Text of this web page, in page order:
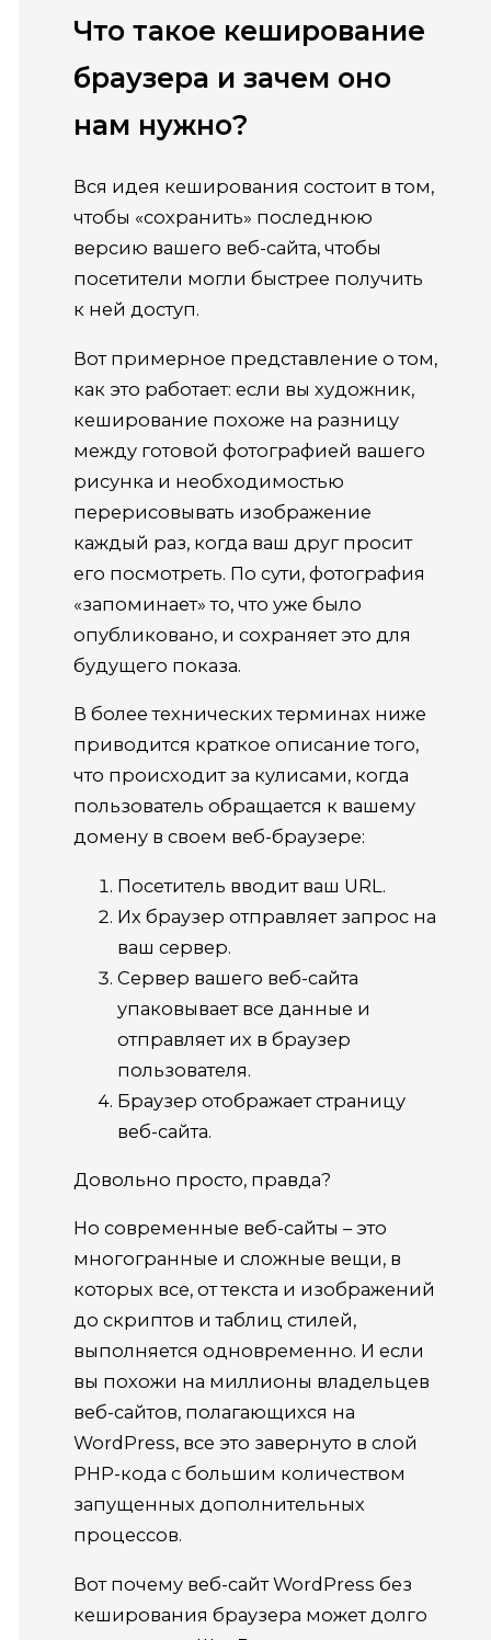
Что такое кеширование
браузера и зачем оно
нам нужно?
Вся идея кеширования состоит в том,
чтобы «сохранить» последнюю
версию вашего веб-сайта, чтобы
посетители могли быстрее получить
к ней доступ.
Вот примерное представление о том,
как это работает: если вы художник,
кеширование похоже на разницу
между готовой фотографией вашего
рисунка и необходимостью
перерисовывать изображение
каждый раз, когда ваш друг просит
его посмотреть. По сути, фотография
«запоминает» то, что уже было
опубликовано, и сохраняет это для
будущего показа.
В более технических терминах ниже
приводится краткое описание того,
что происходит за кулисами, когда
пользователь обращается к вашему
домену в своем веб-браузере:
Посетитель вводит ваш URL.
Их браузер отправляет запрос на
ваш сервер.
Сервер вашего веб-сайта
упаковывает все данные и
отправляет их в браузер
пользователя.
Браузер отображает страницу
веб-сайта.
Довольно просто, правда?
Но современные веб-сайты – это
многогранные и сложные вещи, в
которых все, от текста и изображений
до скриптов и таблиц стилей,
выполняется одновременно. И если
вы похожи на миллионы владельцев
веб-сайтов, полагающихся на
WordPress, все это завернуто в слой
PHP-кода с большим количеством
запущенных дополнительных
процессов.
Вот почему веб-сайт WordPress без
кеширования браузера может долго